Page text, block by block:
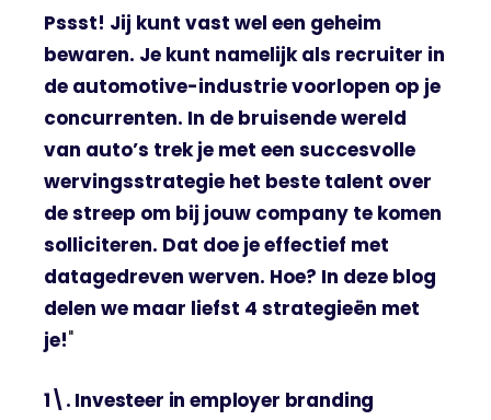
Pssst! Jij kunt vast wel een geheim
bewaren. Je kunt namelijk als recruiter in
de automotive-industrie voorlopen op je
concurrenten. In de bruisende wereld
van auto’s trek je met een succesvolle
wervingsstrategie het beste talent over
de streep om bij jouw company te komen
solliciteren. Dat doe je effectief met
datagedreven werven. Hoe? In deze blog
delen we maar liefst 4 strategieën met
je!"
1\. Investeer in employer branding